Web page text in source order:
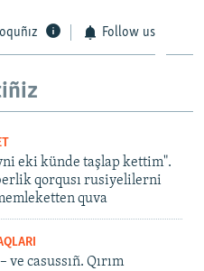
Follow us
eki künde taşlap kettim".
qorqusı rusiyelilerni
quva
ve casussıñ. Qırım